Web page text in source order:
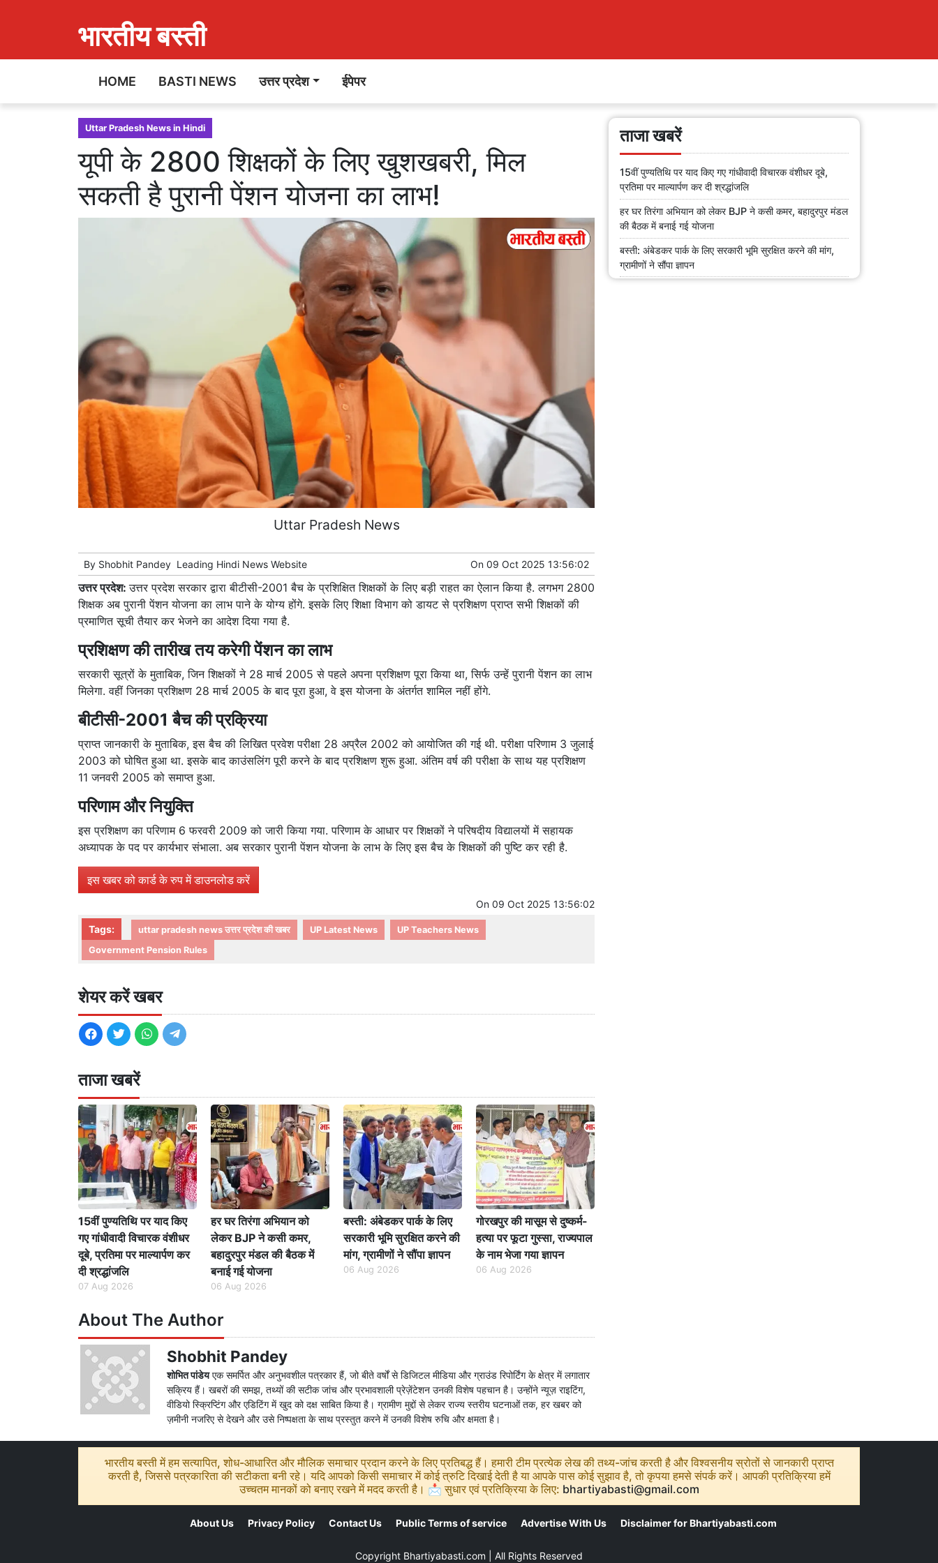
भारतीय बस्ती
HOME BASTI NEWS उत्तर प्रदेश ईपेपर
Uttar Pradesh News in Hindi
यूपी के 2800 शिक्षकों के लिए खुशखबरी, मिल
सकती है पुरानी पेंशन योजना का लाभ!
Uttar Pradesh News
By Shobhit Pandey Leading Hindi News Website On 09 Oct 2025 13:56:02
उत्तर प्रदेश:उत्तर प्रदेश सरकार द्वारा बीटीसी-2001 बैच के प्रशिक्षित शिक्षकों के लिए बड़ी राहत का ऐलान किया है. लगभग 2800
शिक्षक अब पुरानी पेंशन योजना का लाभ पाने के योग्य होंगे. इसके लिए शिक्षा विभाग को डायट से प्रशिक्षण प्राप्त सभी शिक्षकों की
प्रमाणित सूची तैयार कर भेजने का आदेश दिया गया है.
प्रशिक्षण की तारीख तय करेगी पेंशन का लाभ
सरकारी सूत्रों के मुताबिक, जिन शिक्षकों ने 28 मार्च 2005 से पहले अपना प्रशिक्षण पूरा किया था, सिर्फ उन्हें पुरानी पेंशन का लाभ
मिलेगा. वहीं जिनका प्रशिक्षण 28 मार्च 2005 के बाद पूरा हुआ, वे इस योजना के अंतर्गत शामिल नहीं होंगे.
बीटीसी-2001 बैच की प्रक्रिया
प्राप्त जानकारी के मुताबिक, इस बैच की लिखित प्रवेश परीक्षा 28 अप्रैल 2002 को आयोजित की गई थी. परीक्षा परिणाम 3 जुलाई
2003 को घोषित हुआ था. इसके बाद काउंसलिंग पूरी करने के बाद प्रशिक्षण शुरू हुआ. अंतिम वर्ष की परीक्षा के साथ यह प्रशिक्षण
11 जनवरी 2005 को समाप्त हुआ.
परिणाम और नियुक्ति
इस प्रशिक्षण का परिणाम 6 फरवरी 2009 को जारी किया गया. परिणाम के आधार पर शिक्षकों ने परिषदीय विद्यालयों में सहायक
अध्यापक के पद पर कार्यभार संभाला. अब सरकार पुरानी पेंशन योजना के लाभ के लिए इस बैच के शिक्षकों की पुष्टि कर रही है.
इस खबर को कार्ड के रुप में डाउनलोड करें
On 09 Oct 2025 13:56:02
Tags: uttar pradesh news उत्तर प्रदेश की खबर UP Latest News
UP Teachers News
Government Pension Rules
शेयर करें खबर
ताजा खबरें
15वीं पुण्यतिथि पर याद किए
गए गांधीवादी विचारक वंशीधर
दूबे, प्रतिमा पर माल्यार्पण कर
दी श्रद्धांजलि
07 Aug 2026
हर घर तिरंगा अभियान को
लेकर BJP ने कसी कमर,
बहादुरपुर मंडल की बैठक में
बनाई गई योजना
06 Aug 2026
बस्ती: अंबेडकर पार्क के लिए
सरकारी भूमि सुरक्षित करने की
मांग, ग्रामीणों ने सौंपा ज्ञापन
06 Aug 2026
गोरखपुर की मासूम से दुष्कर्म-
हत्या पर फूटा गुस्सा, राज्यपाल
के नाम भेजा गया ज्ञापन
06 Aug 2026
About The Author
Shobhit Pandey
शोभित पांडेयएक समर्पित और अनुभवशील पत्रकार हैं, जो बीते वर्षों से डिजिटल मीडिया और ग्राउंड रिपोर्टिंग के क्षेत्र में लगातार
सक्रिय हैं। खबरों की समझ, तथ्यों की सटीक जांच और प्रभावशाली प्रेज़ेंटेशन उनकी विशेष पहचान है। उन्होंने न्यूज़ राइटिंग,
वीडियो स्क्रिप्टिंग और एडिटिंग में खुद को दक्ष साबित किया है। ग्रामीण मुद्दों से लेकर राज्य स्तरीय घटनाओं तक, हर खबर को
ज़मीनी नजरिए से देखने और उसे निष्पक्षता के साथ प्रस्तुत करने में उनकी विशेष रुचि और क्षमता है।
ताजा खबरें
15वीं पुण्यतिथि पर याद किए गए गांधीवादी विचारक वंशीधर दूबे,
प्रतिमा पर माल्यार्पण कर दी श्रद्धांजलि
हर घर तिरंगा अभियान को लेकर BJP ने कसी कमर, बहादुरपुर मंडल
की बैठक में बनाई गई योजना
बस्ती: अंबेडकर पार्क के लिए सरकारी भूमि सुरक्षित करने की मांग,
ग्रामीणों ने सौंपा ज्ञापन
भारतीय बस्ती में हम सत्यापित, शोध-आधारित और मौलिक समाचार प्रदान करने के लिए प्रतिबद्ध हैं। हमारी टीम प्रत्येक लेख की तथ्य-जांच करती है और विश्वसनीय स्रोतों से जानकारी प्राप्त
करती है, जिससे पत्रकारिता की सटीकता बनी रहे। यदि आपको किसी समाचार में कोई त्रुटि दिखाई देती है या आपके पास कोई सुझाव है, तो कृपया हमसे संपर्क करें। आपकी प्रतिक्रिया हमें
उच्चतम मानकों को बनाए रखने में मदद करती है। 📩 सुधार एवं प्रतिक्रिया के लिए: bhartiyabasti@gmail.com
About Us Privacy Policy Contact Us Public Terms of service Advertise With Us Disclaimer for Bhartiyabasti.com
Copyright Bhartiyabasti.com | All Rights Reserved